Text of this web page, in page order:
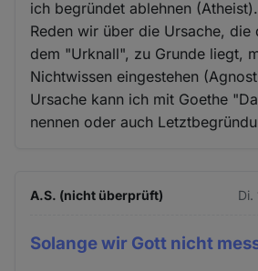
ich begründet ablehnen (Atheist).
Reden wir über die Ursache, die
dem "Urknall", zu Grunde liegt,
Nichtwissen eingestehen
Ursache kann ich mit Goethe
nennen oder auch
A.S. (nicht überprüft) Di.
Solange wir Gott nicht